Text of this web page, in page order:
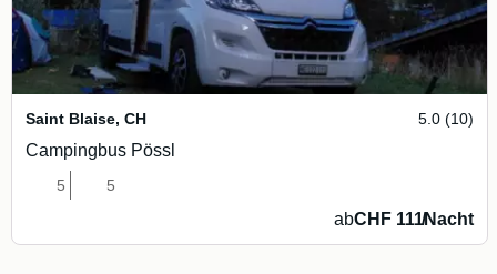
Saint Blaise, CH 5.0 (10)
Campingbus Pössl
5 5
abCHF 111/Nacht